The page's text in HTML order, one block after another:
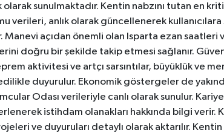
sunulmaktadır. Kentin nabzını tutan en
verileri, anlık olarak güncellenerek
Manevi açıdan önemli olan Isparta ezan
doğru bir şekilde takip etmesi sağlanır.
aktivitesi ve artçı sarsıntılar, büyüklük ve
duyurulur. Ekonomik göstergeler de
Odası verileriyle canlı olarak sunulur.
istihdam olanakları hakkında bilgi verir.
ve duyuruları detaylı olarak aktarılır.